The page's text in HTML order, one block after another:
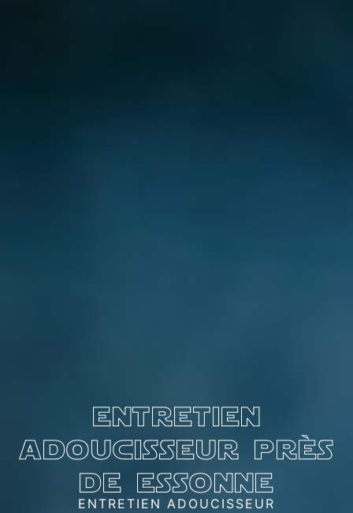
entretien
adoucisseur près
de essonne
ENTRETIEN ADOUCISSEUR